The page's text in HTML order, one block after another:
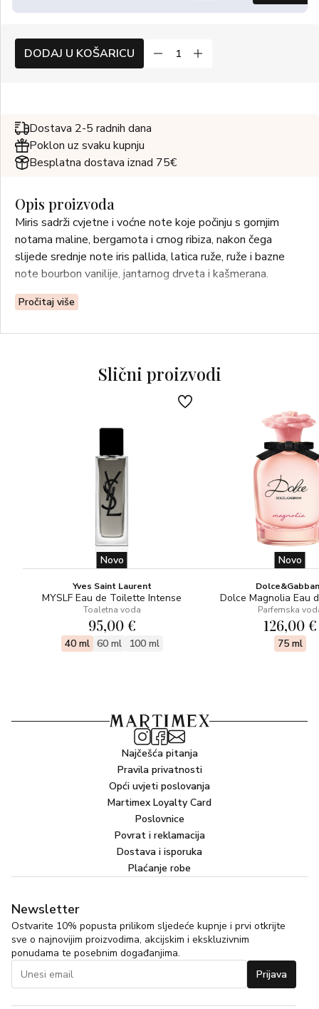
DODAJ U KOŠARICU
Dostava 2-5 radnih dana
Poklon uz svaku kupnju
Besplatna dostava iznad 75€
Opis proizvoda
Miris sadrži cvjetne i voćne note koje počinju s gornjim
notama maline, bergamota i crnog ribiza, nakon čega
slijede srednje note iris pallida, latica ruže, ruže i bazne
note bourbon vanilije, jantarnog drveta i kašmerana.
Pročitaj više
Slični proizvodi
Novo
Yves Saint Laurent
MYSLF Eau de Toilette Intense
Toaletna voda
95,00 €
40 ml 60 ml 100 ml
Novo
Dolce Magnolia Eau
Parfemska
126,00 €
75 ml
Najčešća pitanja
Pravila privatnosti
Opći uvjeti poslovanja
Martimex Loyalty Card
Poslovnice
Povrat i reklamacija
Dostava i isporuka
Plaćanje robe
Newsletter
Ostvarite 10% popusta prilikom sljedeće kupnje i prvi otkrijte
sve o najnovijim proizvodima, akcijskim i ekskluzivnim
ponudama te posebnim događanjima.
Prijava